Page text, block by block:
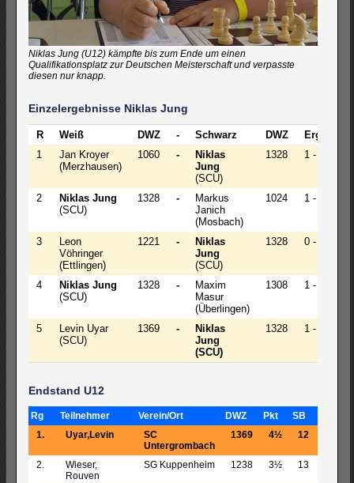
Niklas Jung (U12) kämpfte bis zum Ende um einen
Qualifikationsplatz zur Deutschen Meisterschaft und verpasste
diesen nur knapp.
Einzelergebnisse Niklas Jung
R Weiß DWZ - Schwarz DWZ
Ergebnis
1
Jan Kroyer
(Merzhausen)
1060 -
Niklas
Jung
(SCU)
1328 1 - 0
2
Niklas Jung
(SCU)
1328 -
Markus
Janich
(Mosbach)
1024 1 - 0
3
Leon
Vöhringer
(Ettlingen)
1221 -
Niklas
Jung
(SCU)
1328 0 - 1
4
Niklas Jung
(SCU)
1328 -
Maxim
Masur
(Überlingen)
1308 1 - 0
5
Levin Uyar
(SCU)
1369 -
Niklas
Jung
(SCU)
1328 1 - 0
Endstand U12
Rg Teilnehmer Verein/Ort DWZ Pkt
SB
1.
Uyar,Levin
SC
Untergrombach
1369 4½ 12
2.
Wieser,
Rouven
SG Kuppenheim 1238 3½ 13